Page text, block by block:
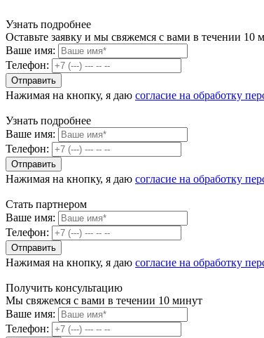
Узнать подробнее
Оставьте заявку и мы свяжемся с вами в течении 10
Ваше имя:
Телефон:
Нажимая на кнопку, я даю согласие на обработку
Узнать подробнее
Ваше имя:
Телефон:
Нажимая на кнопку, я даю согласие на обработку
Стать партнером
Ваше имя:
Телефон:
Нажимая на кнопку, я даю согласие на обработку
Получить консультацию
Мы свяжемся с вами в течении 10 минут
Ваше имя:
Телефон: